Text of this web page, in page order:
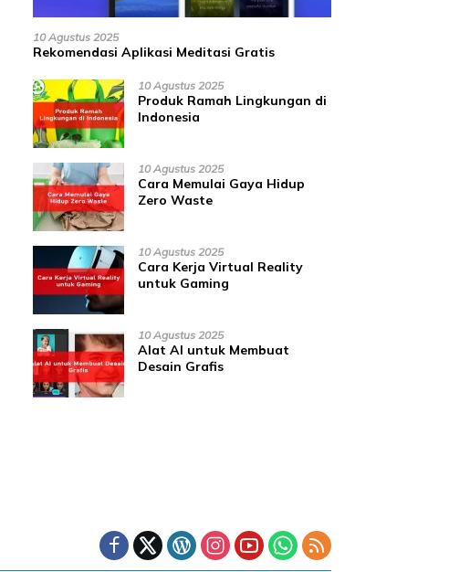
10 Agustus 2025
Rekomendasi Aplikasi Meditasi Gratis
10 Agustus 2025
Produk Ramah Lingkungan di
Indonesia
10 Agustus 2025
Cara Memulai Gaya Hidup
Zero Waste
10 Agustus 2025
Cara Kerja Virtual Reality
untuk Gaming
10 Agustus 2025
Alat AI untuk Membuat
Desain Grafis